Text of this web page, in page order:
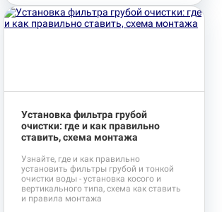
Установка фильтра грубой
очистки: где и как правильно
ставить, схема монтажа
Узнайте, где и как правильно
установить фильтры грубой и тонкой
очистки воды - установка косого и
вертикального типа, схема как ставить
и правила монтажа